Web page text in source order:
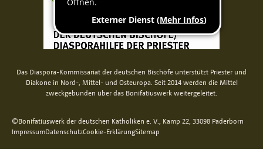
Das Diaspora-Kommissariat der deutschen Bischöfe unterstützt Priester und
Diakone in Nord-, Mittel- und Osteuropa. Seit 2014 werden die Mittel
zweckgebunden über das Bonifatiuswerk weitergeleitet.
©Bonifatiuswerk der deutschen Katholiken e. V., Kamp 22, 33098 Paderborn
ImpressumDatenschutzCookie-ErklärungSitemap